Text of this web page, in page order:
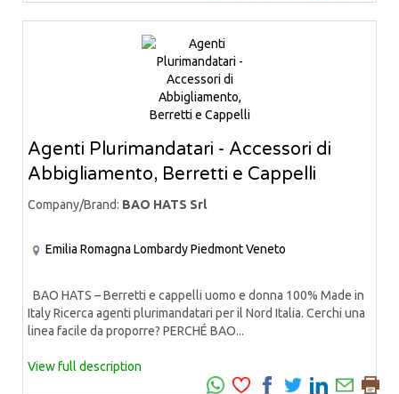
Agenti Plurimandatari - Accessori di
Abbigliamento, Berretti e Cappelli
Company/Brand: BAO HATS Srl
Emilia Romagna LombardyPiedmontVeneto
BAO HATS – Berretti e cappelli uomo e donna 100% Made in
Italy Ricerca agenti plurimandatari per il Nord Italia. Cerchi una
linea facile da proporre? PERCHÉ BAO...
View full description